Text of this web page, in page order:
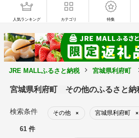
人気ランキング カテゴリ 特集
JRE MALLふるさと納税 宮城県利府町
宮城県利府町 その他のふるさと納
検索条件 その他 × 宮城県利府町 ×
61 件